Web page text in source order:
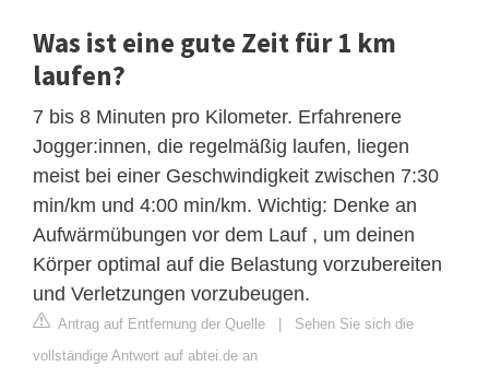
Was ist eine gute Zeit für 1 km
laufen?
7 bis 8 Minuten pro Kilometer. Erfahrenere
Jogger:innen, die regelmäßig laufen, liegen
meist bei einer Geschwindigkeit zwischen 7:30
min/km und 4:00 min/km. Wichtig: Denke an
Aufwärmübungen vor dem Lauf , um deinen
Körper optimal auf die Belastung vorzubereiten
und Verletzungen vorzubeugen.
Antrag auf Entfernung der Quelle | Sehen Sie sich die
vollständige Antwort auf abtei.de an